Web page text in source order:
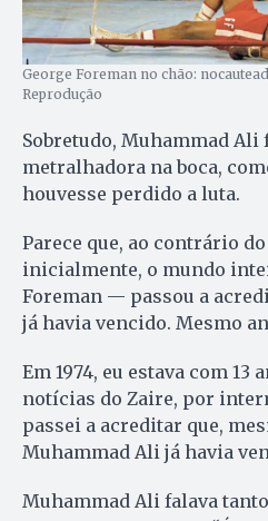
George Foreman no chão:
Reprodução
Sobretudo, Muhammad Ali
metralhadora na boca,
houvesse perdido a luta.
Parece que, ao contrário
inicialmente, o mundo
Foreman — passou a
já havia vencido. Mesmo
Em 1974, eu estava com 13
notícias do Zaire, por
passei a acreditar que,
Muhammad Ali já havia
Muhammad Ali falava